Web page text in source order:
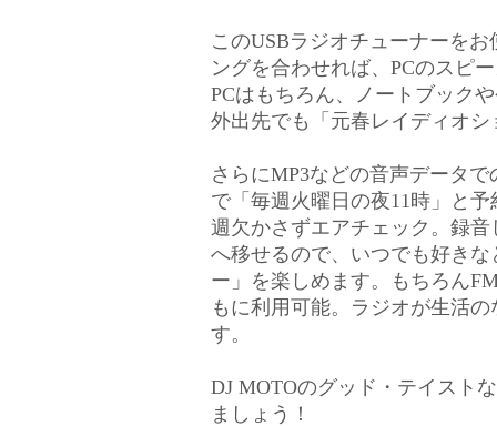
このUSBラジオチューナーを
ングを合わせれば、PCのスピ
PCはもちろん、ノートブック
外出先でも「元春レイディオ
さらにMP3などの音声データ
で「毎週火曜日の夜11時」と
週欠かさずエアチェック。録音
へ移せるので、いつでも好き
ー」を楽しめます。もちろん
もに利用可能。ラジオが生活
す。
DJ MOTOのグッド・テイスト
ましょう！